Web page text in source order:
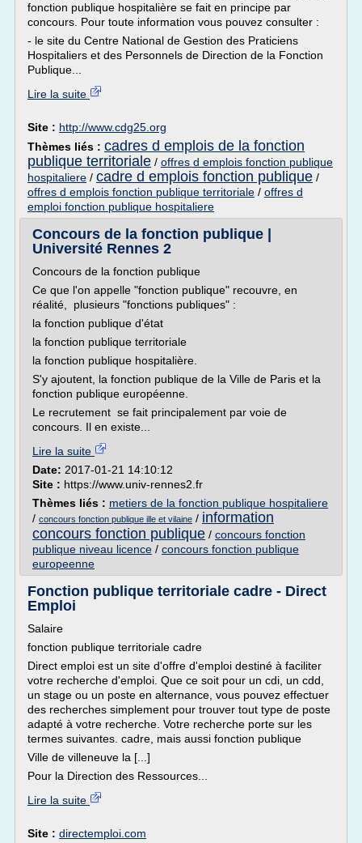
fonction publique hospitalière se fait en principe par
concours. Pour toute information vous pouvez consulter :
- le site du Centre National de Gestion des Praticiens
Hospitaliers et des Personnels de Direction de la Fonction
Publique...
Lire la suite
Site : http://www.cdg25.org
Thèmes liés : cadres d emplois de la fonction
publique territoriale / offres d emplois fonction publique
hospitaliere / cadre d emplois fonction publique /
offres d emplois fonction publique territoriale / offres d
emploi fonction publique hospitaliere
Concours de la fonction publique |
Université Rennes 2
Concours de la fonction publique
Ce que l'on appelle "fonction publique" recouvre, en
réalité, plusieurs "fonctions publiques" :
la fonction publique d'état
la fonction publique territoriale
la fonction publique hospitalière.
S'y ajoutent, la fonction publique de la Ville de Paris et la
fonction publique européenne.
Le recrutement se fait principalement par voie de
concours. Il en existe...
Lire la suite
Date: 2017-01-21 14:10:12
Site : https://www.univ-rennes2.fr
Thèmes liés : metiers de la fonction publique hospitaliere
/ concours fonction publique ille et vilaine / information
concours fonction publique / concours fonction
publique niveau licence / concours fonction publique
europeenne
Fonction publique territoriale cadre - Direct
Emploi
Salaire
fonction publique territoriale cadre
Direct emploi est un site d'offre d'emploi destiné à faciliter
votre recherche d'emploi. Que ce soit pour un cdi, un cdd,
un stage ou un poste en alternance, vous pouvez effectuer
des recherches simplement pour trouver tout type de poste
adapté à votre recherche. Votre recherche porte sur les
termes suivantes. cadre, mais aussi fonction publique
Ville de villeneuve la [...]
Pour la Direction des Ressources...
Lire la suite
Site : directemploi.com